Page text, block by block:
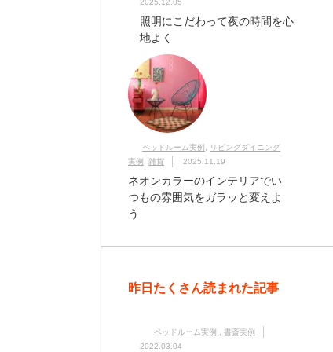
2025.12.05
照明にこだわって夜の時間を心
地よく
ベッドルーム実例
リビングダイニング
実例
雑貨 2025.11.19
ネオンカラーのインテリアでい
つもの雰囲気をガラッと変えよ
う
昨日たくさん読まれた記事
ベッドルーム実例
書斎実例
2022.03.04